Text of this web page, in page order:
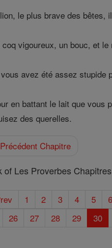
le plus brave des bêtes,
coq vigoureux, un bouc, et
avez été assez stupide
en battant le lait que vous
des querelles.
Chapitre
of Les Proverbes Chapitres
1 2 3 4 5 6
26 27 28 29 30